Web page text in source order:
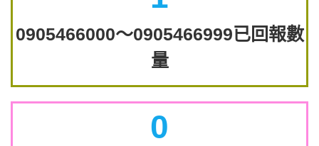
0905466000～0905466999已回報數
量
0